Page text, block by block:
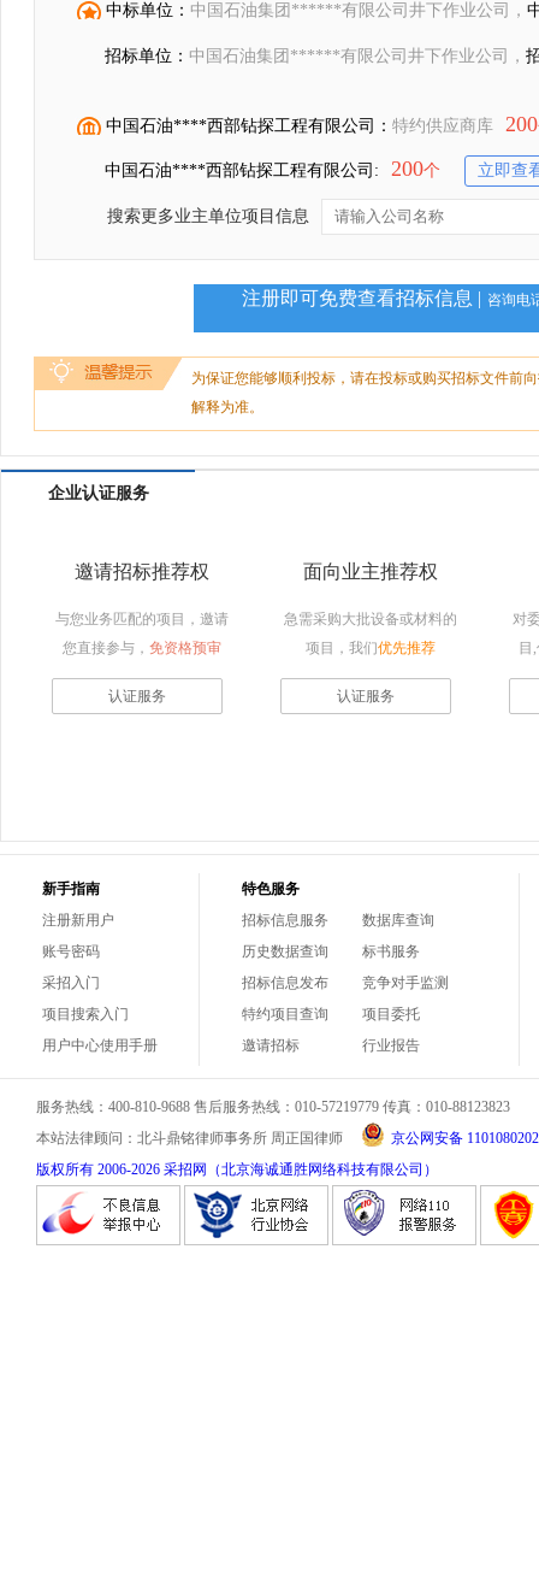
中标单位： 中国石油集团******有限公司井下作业公司，
招标单位： 中国石油集团******有限公司井下作业公司，
中国石油****西部钻探工程有限公司： 特约供应商库 200
中国石油****西部钻探工程有限公司: 200个 立即查
搜索更多业主单位项目信息
注册即可免费查看招标信息 | 咨询电
为保证您能够顺利投标，请在投标或购买招标文件前
解释为准。
企业认证服务
邀请招标推荐权
与您业务匹配的项目，邀请
您直接参与， 免资格预审
认证服务
面向业主推荐权
急需采购大批设备或材料的
项目，我们优先推荐
认证服务
对
目
新手指南
注册新用户
账号密码
采招入门
项目搜索入门
用户中心使用手册
特色服务
招标信息服务
数据库查询
历史数据查询
标书服务
招标信息发布
竞争对手监测
特约项目查询
项目委托
邀请招标
行业报告
服务热线：400-810-9688 售后服务热线：010-57219779 传真：010-88123823
本站法律顾问：北斗鼎铭律师事务所 周正国律师
京公网安备
版权所有 2006-2026 采招网（北京海诚通胜网络科技有限公司）